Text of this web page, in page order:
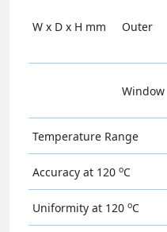
W x D x H mm Outer
Window
Temperature Range
Accuracy at 120 oC
Uniformity at 120 oC